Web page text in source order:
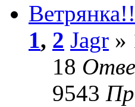
1, 2 Jagr »
18
9543